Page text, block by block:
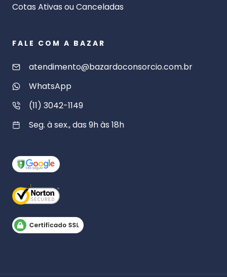
Cotas Ativas ou Canceladas
FALE COM A BAZAR
atendimento@bazardoconsorcio.com.br
WhatsApp
(11) 3042-1149
Seg. à sex., das 9h às 18h